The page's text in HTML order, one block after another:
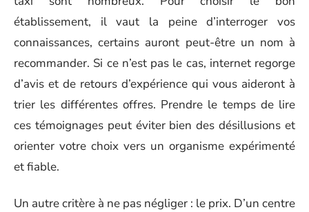
établissement, il vaut la peine d’interroger vos
connaissances, certains auront peut-être un nom à
recommander. Si ce n’est pas le cas, internet regorge
d’avis et de retours d’expérience qui vous aideront à
trier les différentes offres. Prendre le temps de lire
ces témoignages peut éviter bien des désillusions et
orienter votre choix vers un organisme expérimenté
et fiable.
Un autre critère à ne pas négliger : le prix. D’un centre